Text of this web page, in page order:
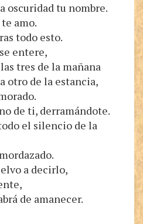
oscuridad tu nombre.
amo.
todo esto.
entere,
tres de la mañana
otro de la estancia,
de ti, derramándote.
el silencio de la
a decirlo,
de amanecer.